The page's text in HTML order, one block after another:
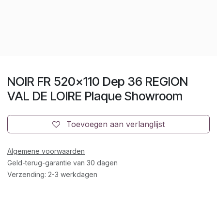
NOIR FR 520x110 Dep 36 REGION
VAL DE LOIRE Plaque Showroom
Toevoegen aan verlanglijst
Algemene voorwaarden
Geld-terug-garantie van 30 dagen
Verzending: 2-3 werkdagen